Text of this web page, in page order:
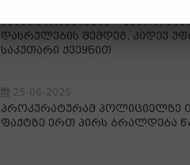
სამხედროებისგან – მჯერა,
დასრულების შემდეგ, კიდევ
საკუთარი ქვეყნით
25-06-2025
პროკურატურამ პოლიციელზე
ფაქტზე ერთ პირს ბრალდება